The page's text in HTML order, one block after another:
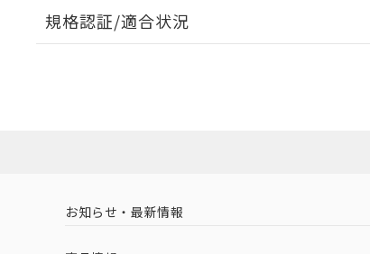
EU RoHS 注意事項・凡例
中国 RoHS 注意事項・凡例
規格認証/適合状況
（イギリス
（ノルウェー
お知らせ・最新情報